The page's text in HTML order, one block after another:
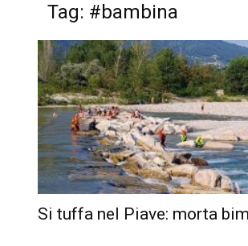
Tag: #bambina
Si tuffa nel Piave: morta